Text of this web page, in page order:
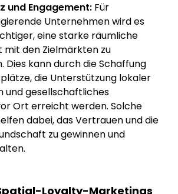
und Engagement: Für
Unternehmen wird es
eine starke räumliche
mit den Zielmärkten zu
Dies kann durch die Schaffung
die Unterstützung lokaler
und gesellschaftliches
Ort erreicht werden. Solche
dabei, das Vertrauen und die
zu gewinnen und
Loyalty-Marketings